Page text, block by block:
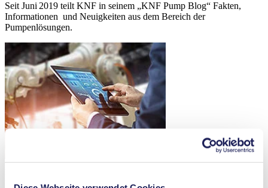
Seit Juni 2019 teilt KNF in seinem „KNF Pump Blog“ Fakten,
Informationen und Neuigkeiten aus dem Bereich der
Pumpenlösungen.